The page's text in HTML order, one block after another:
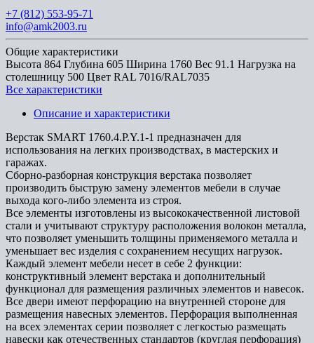
+7 (812) 553-95-71
info@amk2003.ru
Общие характеристики
Высота 864 Глубина 605 Ширина 1760 Вес 91.1 Нагрузка на
столешницу 500 Цвет RAL 7016/RAL7035
Все характеристики
Описание и характеристики
Верстак SMART 1760.4.P.Y.1-1 предназначен для
использования на легких производствах, в мастерских и
гаражах.
Сборно-разборная конструкция верстака позволяет
производить быструю замену элементов мебели в случае
выхода кого-либо элемента из строя.
Все элементы изготовлены из высококачественной листовой
стали и учитывают структуру расположения волокон металла,
что позволяет уменьшить толщины применяемого металла и
уменьшает вес изделия с сохранением несущих нагрузок.
Каждый элемент мебели несет в себе 2 функции:
конструктивный элемент верстака и дополнительный
функционал для размещения различных элементов и навесок.
Все двери имеют перфорацию на внутренней стороне для
размещения навесных элементов. Перфорация выполненная
на всех элементах серии позволяет с легкостью размещать
навески как отечественных стандартов (круглая перфорация)